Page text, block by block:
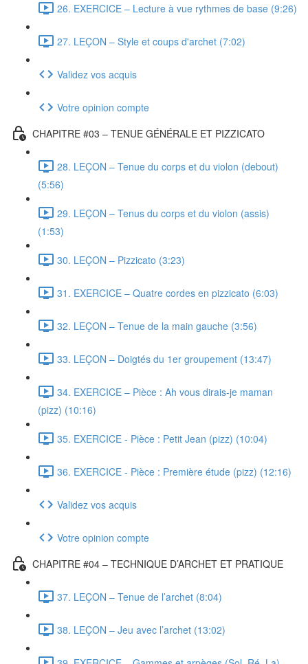
26. EXERCICE – Lecture à vue rythmes de base (9:26)
27. LEÇON – Style et coups d'archet (7:02)
Validez vos acquis
Votre opinion compte
CHAPITRE #03 – TENUE GÉNÉRALE ET PIZZICATO
28. LEÇON – Tenue du corps et du violon (debout)
(5:56)
29. LEÇON – Tenus du corps et du violon (assis)
(1:53)
30. LEÇON – Pizzicato (3:23)
31. EXERCICE – Quatre cordes en pizzicato (6:03)
32. LEÇON – Tenue de la main gauche (3:56)
33. LEÇON – Doigtés du 1er groupement (13:47)
34. EXERCICE – Pièce : Ah vous dirais-je maman
(pizz) (10:16)
35. EXERCICE - Pièce : Petit Jean (pizz) (10:04)
36. EXERCICE - Pièce : Première étude (pizz) (12:16)
Validez vos acquis
Votre opinion compte
CHAPITRE #04 – TECHNIQUE D’ARCHET ET PRATIQUE
37. LEÇON – Tenue de l’archet (8:04)
38. LEÇON – Jeu avec l’archet (13:02)